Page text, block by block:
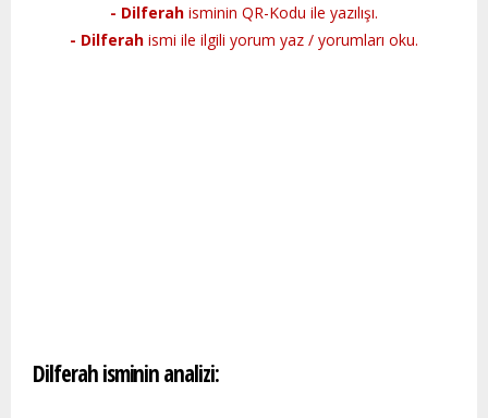
- Dilferahisminin QR-Kodu ile yazılışı.
- Dilferahismi ile ilgili yorum yaz / yorumları oku.
Dilferah isminin analizi: